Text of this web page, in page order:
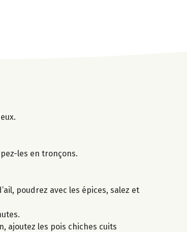
les en tronçons.
poudrez avec les épices, salez et
ajoutez les pois chiches cuits